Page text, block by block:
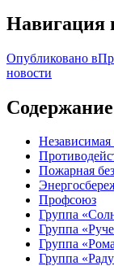
Навигация
Опубликовано в
новости
Содержание
Независимая
Пожарная
Профсоюз
Группа
Группа
Группа
Группа